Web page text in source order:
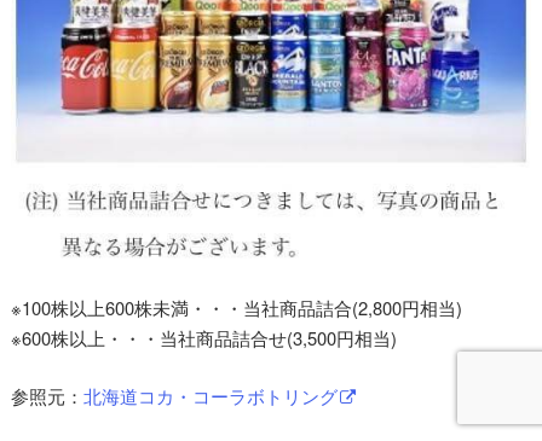
※100株以上600株未満・・・当社商品詰合(2,800円相当)
※600株以上・・・当社商品詰合せ(3,500円相当)
参照元： 北海道コカ・コーラボトリング